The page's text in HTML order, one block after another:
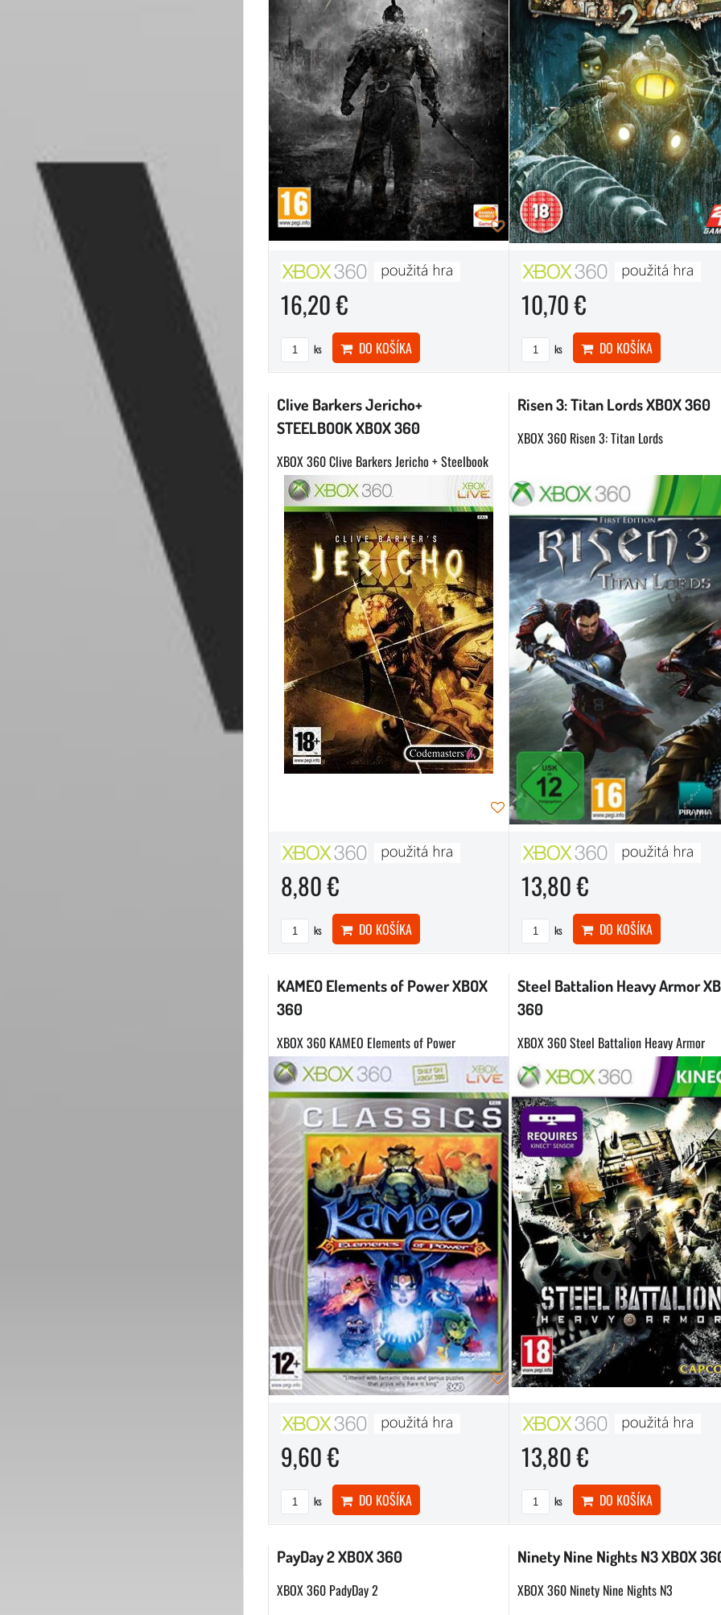
16,20 €
ks DO KOŠÍKA
10,70 €
ks DO KOŠÍKA
Clive Barkers Jericho+
STEELBOOK XBOX 360
XBOX 360 Clive Barkers Jericho + Steelbook
8,80 €
ks DO KOŠÍKA
Risen 3: Titan Lords XBOX 360
XBOX 360 Risen 3: Titan Lords
13,80 €
ks DO KOŠÍKA
KAMEO Elements of Power XBOX
360
XBOX 360 KAMEO Elements of Power
9,60 €
ks DO KOŠÍKA
Steel Battalion Heavy Armor
360
XBOX 360 Steel Battalion Heavy Armor
13,80 €
ks DO KOŠÍKA
PayDay 2 XBOX 360
XBOX 360 PadyDay 2
Ninety Nine Nights N3 XBOX
XBOX 360 Ninety Nine Nights N3